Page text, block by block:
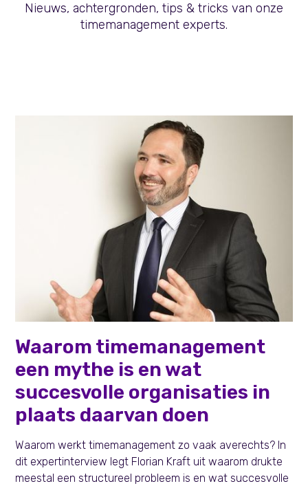
Nieuws, achtergronden, tips & tricks van onze
timemanagement experts.
Learning & Development
Waarom timemanagement
een mythe is en wat
succesvolle organisaties in
plaats daarvan doen
Waarom werkt timemanagement zo vaak averechts? In
dit expertinterview legt Florian Kraft uit waarom drukte
meestal een structureel probleem is en wat succesvolle